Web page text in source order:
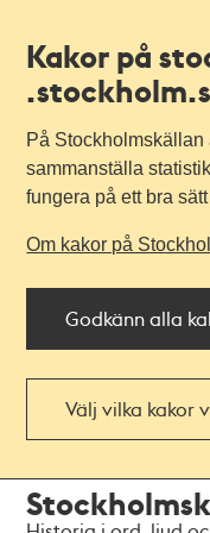
Kakor på
På Stockholmskällan
sammanställa
fungera på ett bra
Om kakor på
Godkänn alla
Välj vilka kakor
navigationen
huvudinnehållet